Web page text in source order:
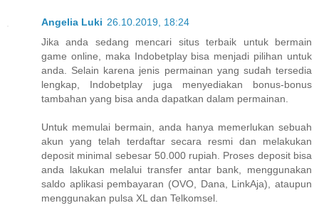
Angelia Luki 26.10.2019, 18:24
Jika anda sedang mencari situs terbaik untuk bermain
game online, maka Indobetplay bisa menjadi pilihan untuk
anda. Selain karena jenis permainan yang sudah tersedia
lengkap, Indobetplay juga menyediakan bonus-bonus
tambahan yang bisa anda dapatkan dalam permainan.
Untuk memulai bermain, anda hanya memerlukan sebuah
akun yang telah terdaftar secara resmi dan melakukan
deposit minimal sebesar 50.000 rupiah. Proses deposit bisa
anda lakukan melalui transfer antar bank, menggunakan
saldo aplikasi pembayaran (OVO, Dana, LinkAja), ataupun
menggunakan pulsa XL dan Telkomsel.